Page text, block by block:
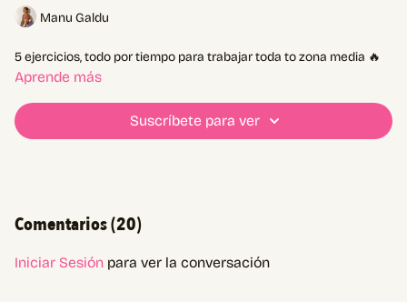
Manu Galdu
5 ejercicios, todo por tiempo para trabajar toda to zona media 🔥
Aprende más
Suscríbete para ver
Comentarios (20)
Iniciar Sesión para ver la conversación